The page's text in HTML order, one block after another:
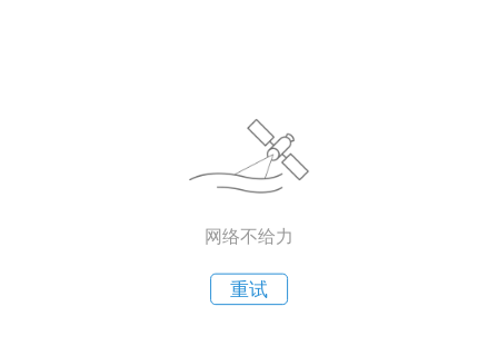
网络不给力
重试